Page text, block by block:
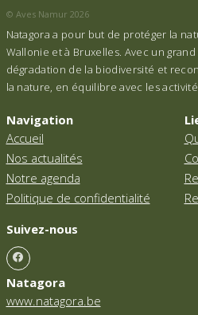
© Aves Namur 2026
Natagora a pour but de protéger la
Wallonie et à Bruxelles. Avec un
dégradation de la biodiversité et
la nature, en équilibre avec les
Navigation
Accueil
Nos actualités
Notre agenda
Politique de confidentialité
Suivez-nous
Natagora
www.natagora.be